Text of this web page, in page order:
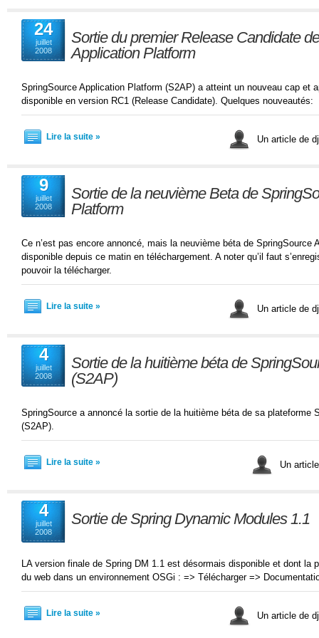
24
juillet
2008
Sortie du premier Release Candidate
Application Platform
SpringSource Application Platform (S2AP) a atteint un nouveau cap et
disponible en version RC1 (Release Candidate). Quelques nouveautés:
Lire la suite » Un article de
9
juillet
2008
Sortie de la neuvième Beta de
Platform
Ce n’est pas encore annoncé, mais la neuvième béta de SpringSource
disponible depuis ce matin en téléchargement. A noter qu’il faut
pouvoir la télécharger.
Lire la suite » Un article de
4
juillet
2008
Sortie de la huitième béta de
(S2AP)
SpringSource a annoncé la sortie de la huitième béta de sa plateforme
(S2AP).
Lire la suite » Un
4
juillet
2008
Sortie de Spring Dynamic Modules 1.1
LA version finale de Spring DM 1.1 est désormais disponible et dont la
du web dans un environnement OSGi : => Télécharger =>
Lire la suite » Un article de